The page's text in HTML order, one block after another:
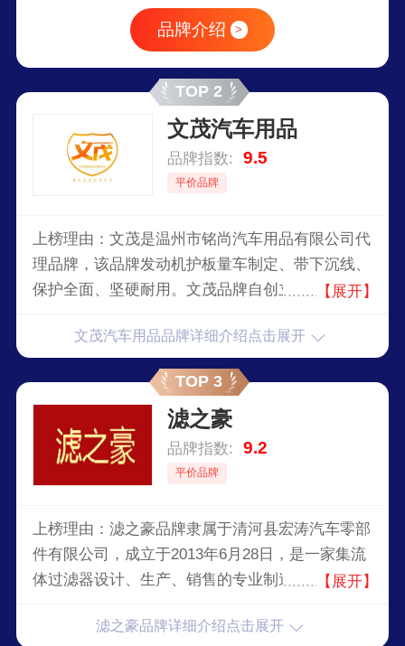
品牌介绍 >
TOP 2
文茂汽车用品
品牌指数: 9.5
平价品牌
上榜理由：文茂是温州市铭尚汽车用品有限公司代
理品牌，该品牌发动机护板量车制定、带下沉线、
保护全面、坚硬耐用。文茂品牌自创立至今，深受
成绩，但并没有放慢前进的步伐，仍在为成为行业
中的最顶尖品牌努力。
【展开】
文茂汽车用品品牌详细介绍点击展开
TOP 3
滤之豪
品牌指数: 9.2
平价品牌
上榜理由：滤之豪品牌隶属于清河县宏涛汽车零部
件有限公司，成立于2013年6月28日，是一家集流
体过滤器设计、生产、销售的专业制造公司。公司
品的研发均采用计算机辅助设计，生产严格遵守
【展开】
滤之豪品牌详细介绍点击展开